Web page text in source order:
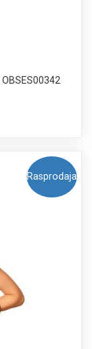
Rasprodaja